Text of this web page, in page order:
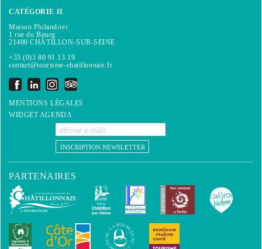
CATÉGORIE II
Maison Philandrier
1 rue du Bourg
21400 CHÂTILLON-SUR-SEINE
+33 (0)3 80 91 13 19
contact@tourisme-chatillonnais.fr
MENTIONS LÉGALES
WIDGET AGENDA
INSCRIPTION NEWSLETTER
PARTENAIRES